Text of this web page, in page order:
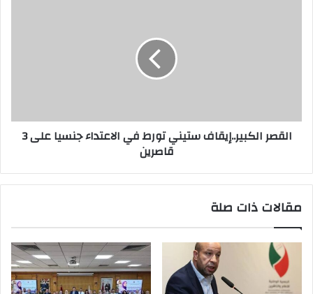
القصر الكبير..إيقاف ستيني تورط في الاعتداء جنسيا على 3
قاصرين
مقالات ذات صلة